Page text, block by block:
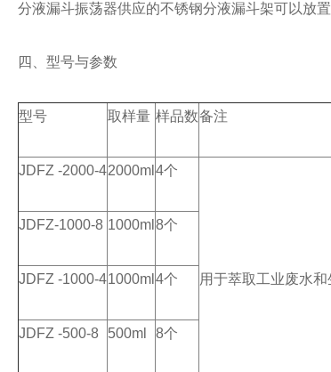
分液漏斗振荡器供应的不锈钢分液漏斗架可以放置
四 型号与参数
型号 取样量 样品数备注
JDFZ -2000-42000ml 4个
用于萃取工业废水
JDFZ-1000-8 1000ml 8个
JDFZ -1000-41000ml 4个
JDFZ -500-8 500ml 8个